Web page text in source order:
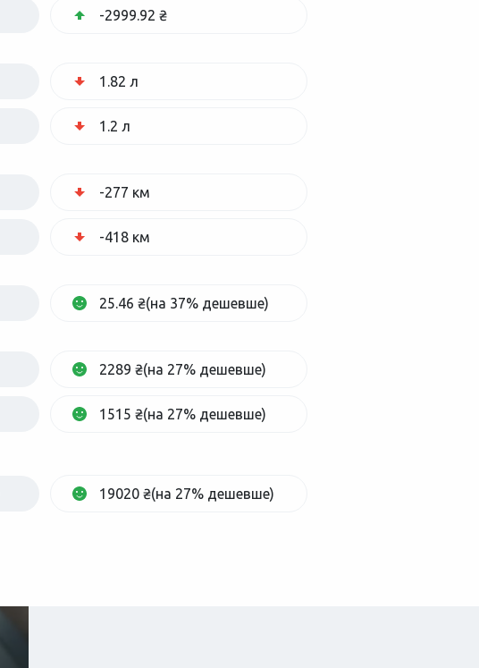
-2999.92 ₴
1.82 л
1.2 л
-277 км
-418 км
25.46 ₴(на 37% дешевше)
2289 ₴(на 27% дешевше)
1515 ₴(на 27% дешевше)
19020 ₴(на 27% дешевше)